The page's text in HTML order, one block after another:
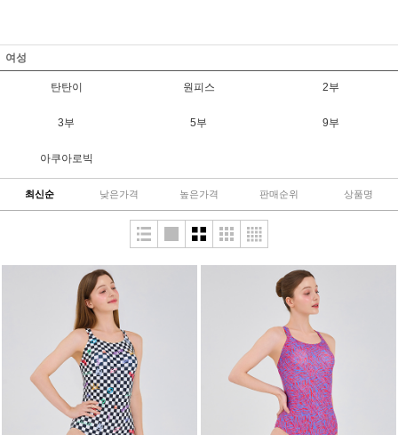
여성
탄탄이 원피스 2부
3부 5부 9부
아쿠아로빅
최신순 낮은가격 높은가격 판매순위 상품명